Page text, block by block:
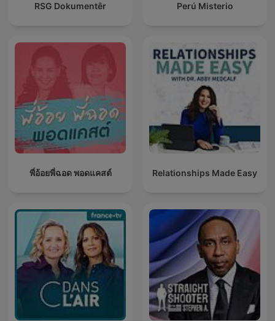
RSG Dokumentêr Perú Misterio
พี่อ้อยพี่ฉอด พอดแคสต์ Relationships Made Easy